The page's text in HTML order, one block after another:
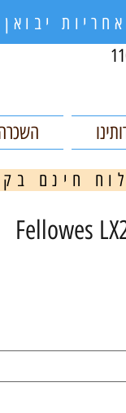
חינם בקנייה מעל 299